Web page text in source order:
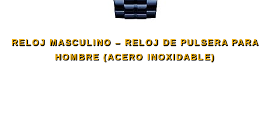
RELOJ MASCULINO – RELOJ DE PULSERA PARA
HOMBRE (ACERO INOXIDABLE)